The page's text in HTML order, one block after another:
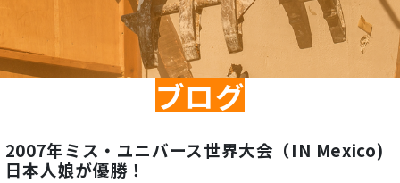
ブログ
2007年ミス・ユニバース世界大会（IN Mexico)
日本人娘が優勝！